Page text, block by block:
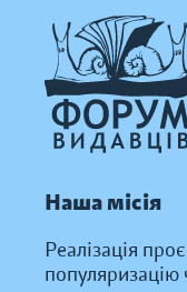
Наша місія
Реалізація
популяризацію